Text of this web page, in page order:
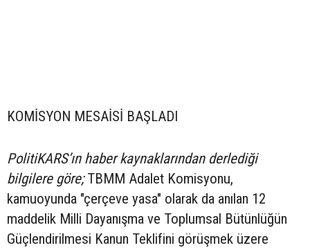
KOMİSYON MESAİSİ BAŞLADI
PolitiKARS’ın haber kaynaklarından derlediği
bilgilere göre;TBMM Adalet Komisyonu,
kamuoyunda "çerçeve yasa" olarak da anılan 12
maddelik Milli Dayanışma ve Toplumsal Bütünlüğün
Güçlendirilmesi Kanun Teklifini görüşmek üzere